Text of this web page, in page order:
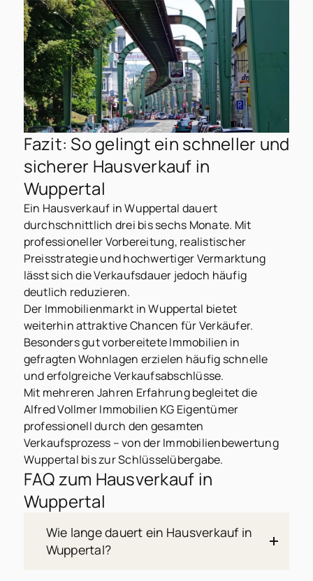
Fazit: So gelingt ein schneller und
sicherer Hausverkauf in
Wuppertal
Ein Hausverkauf in Wuppertal dauert
durchschnittlich drei bis sechs Monate. Mit
professioneller Vorbereitung, realistischer
Preisstrategie und hochwertiger Vermarktung
lässt sich die Verkaufsdauer jedoch häufig
deutlich reduzieren.
Der Immobilienmarkt in Wuppertal bietet
weiterhin attraktive Chancen für Verkäufer.
Besonders gut vorbereitete Immobilien in
gefragten Wohnlagen erzielen häufig schnelle
und erfolgreiche Verkaufsabschlüsse.
Mit mehreren Jahren Erfahrung begleitet die
Alfred Vollmer Immobilien KG Eigentümer
professionell durch den gesamten
Verkaufsprozess – von der Immobilienbewertung
Wuppertal bis zur Schlüsselübergabe.
FAQ zum Hausverkauf in
Wuppertal
Wie lange dauert ein Hausverkauf in
Wuppertal?